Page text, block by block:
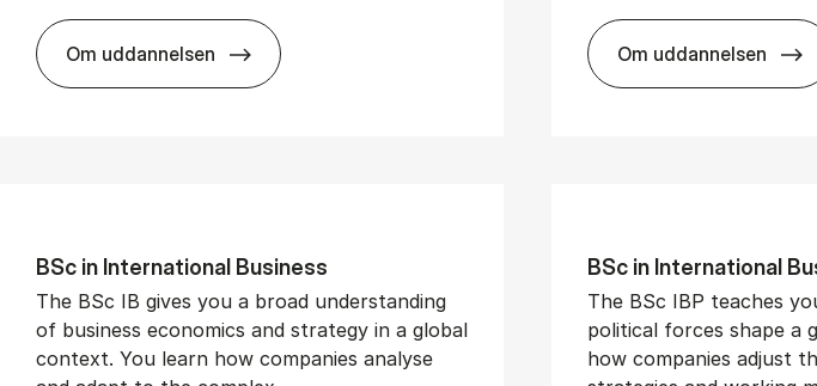
Om uddannelsen
BSc in Busi­ness Ad­min­is­tra­tion and Di­git­al Man­age­ment
Om uddannelsen
BSc in
BSc in In­ter­na­tion­al Busi­ness
The BSc IB gives you a broad understanding
of business economics and strategy in a global
context. You learn how companies analyse
BSc in In­ter­na­tion­al
The BSc IBP teaches
political forces shape a
how companies adjust